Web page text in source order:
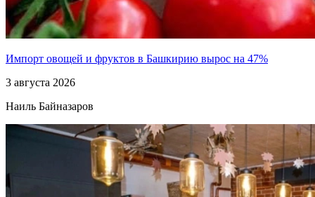
Импорт овощей и фруктов в Башкирию вырос на 47%
3 августа 2026
Наиль Байназаров